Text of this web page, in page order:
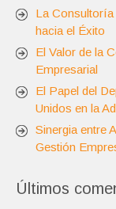
La
hacia el Éxito
El Valor de la
Empresarial
El Papel del
Unidos en la
Sinergia entre
Gestión
Últimos